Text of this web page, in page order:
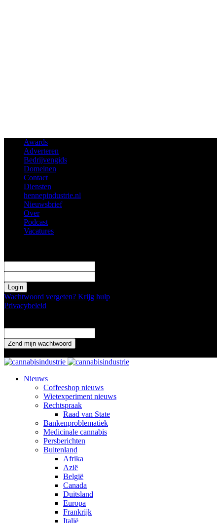
Awards
Adverteren
Bedrijvengids
Domeinen
Contact
Diensten
hennepindustrie.nl
Nieuwsbrief
Over
Podcast
Vacatures
Wachtwoord vergeten? Krijg hulp
Privacybeleid
Nieuws
Coffeeshop nieuws
Wietexperiment nieuws
Rechtspraak
Raad van State
Bankenproblematiek
Medicinale cannabis
Persberichten
Buitenland
Afrika
Azië
België
Canada
Duitsland
Europa
Frankrijk
Italië